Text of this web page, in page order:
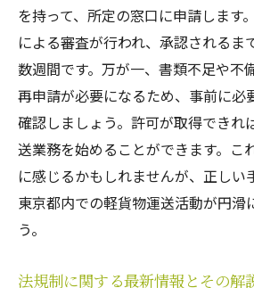
を持って、所定の窓口に申請します
による審査が行われ、承認されるま
数週間です。万が一、書類不足や不
再申請が必要になるため、事前に必
確認しましょう。許可が取得できれ
送業務を始めることができます。こ
に感じるかもしれませんが、正しい
東京都内での軽貨物運送活動が円滑
う。
法規制に関する最新情報とその解